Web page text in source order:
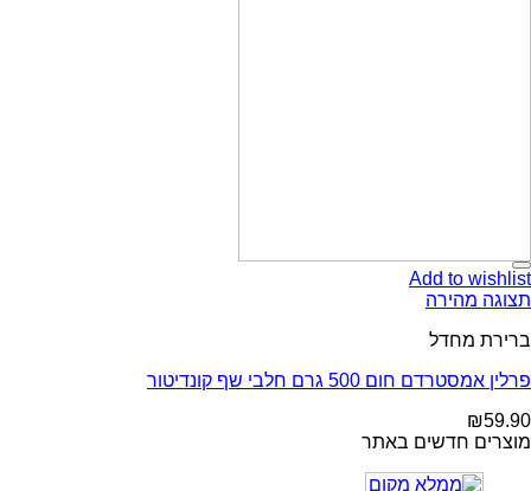
Add to wishlist
תצוגה מהירה
ברירת מחדל
פרלין אמסטרדם חום 500 גרם חלבי שף קונדיטור
₪59.90
מוצרים חדשים באתר